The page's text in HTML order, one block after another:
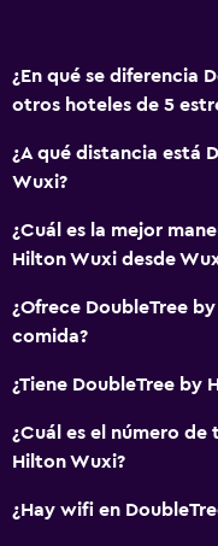
Salón de belleza
Ideal para familias
Cuidado de niños o
Parque infantil
Spa
Secador de pelo
¿En qué se diferencia
otros hoteles de 5
¿A qué distancia está
Wuxi?
¿Cuál es la mejor
Hilton Wuxi desde
¿Ofrece DoubleTree
comida?
¿Tiene DoubleTree by
¿Cuál es el número
Hilton Wuxi?
¿Hay wifi en